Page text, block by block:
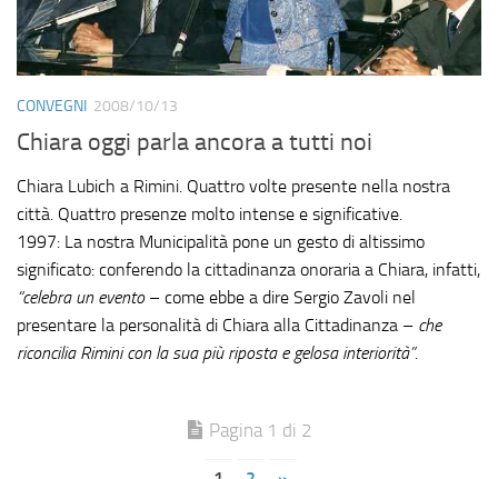
CONVEGNI 2008/10/13
Chiara oggi parla ancora a tutti noi
Chiara Lubich a Rimini. Quattro volte presente nella nostra
città. Quattro presenze molto intense e significative.
1997: La nostra Municipalità pone un gesto di altissimo
significato: conferendo la cittadinanza onoraria a Chiara, infatti,
“celebra un evento– come ebbe a dire Sergio Zavoli nel
presentare la personalità di Chiara alla Cittadinanza – che
riconcilia Rimini con la sua più riposta e gelosa interiorità”.
Pagina 1 di 2